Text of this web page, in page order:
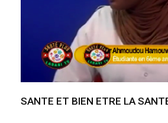
SANTE ET BIEN ETRE LA